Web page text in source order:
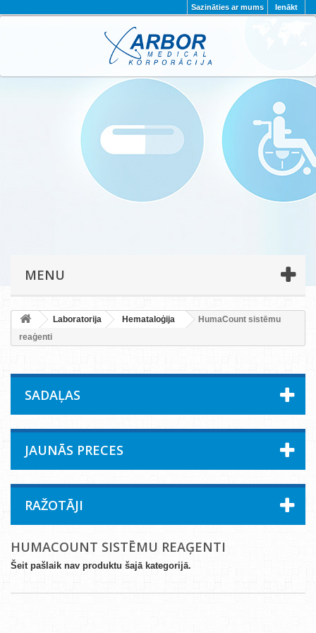
Ienākt
Sazināties ar mums
PAR MUMS PROJEKTI
KONTAKTI
PRIVĀTUMA POLITIKA
MENU
Laboratorija Hemataloģija
HumaCount sistēmu
reaģenti
SADAĻAS
JAUNĀS PRECES
RAŽOTĀJI
HUMACOUNT SISTĒMU REAĢENTI
Šeit pašlaik nav produktu šajā kategorijā.